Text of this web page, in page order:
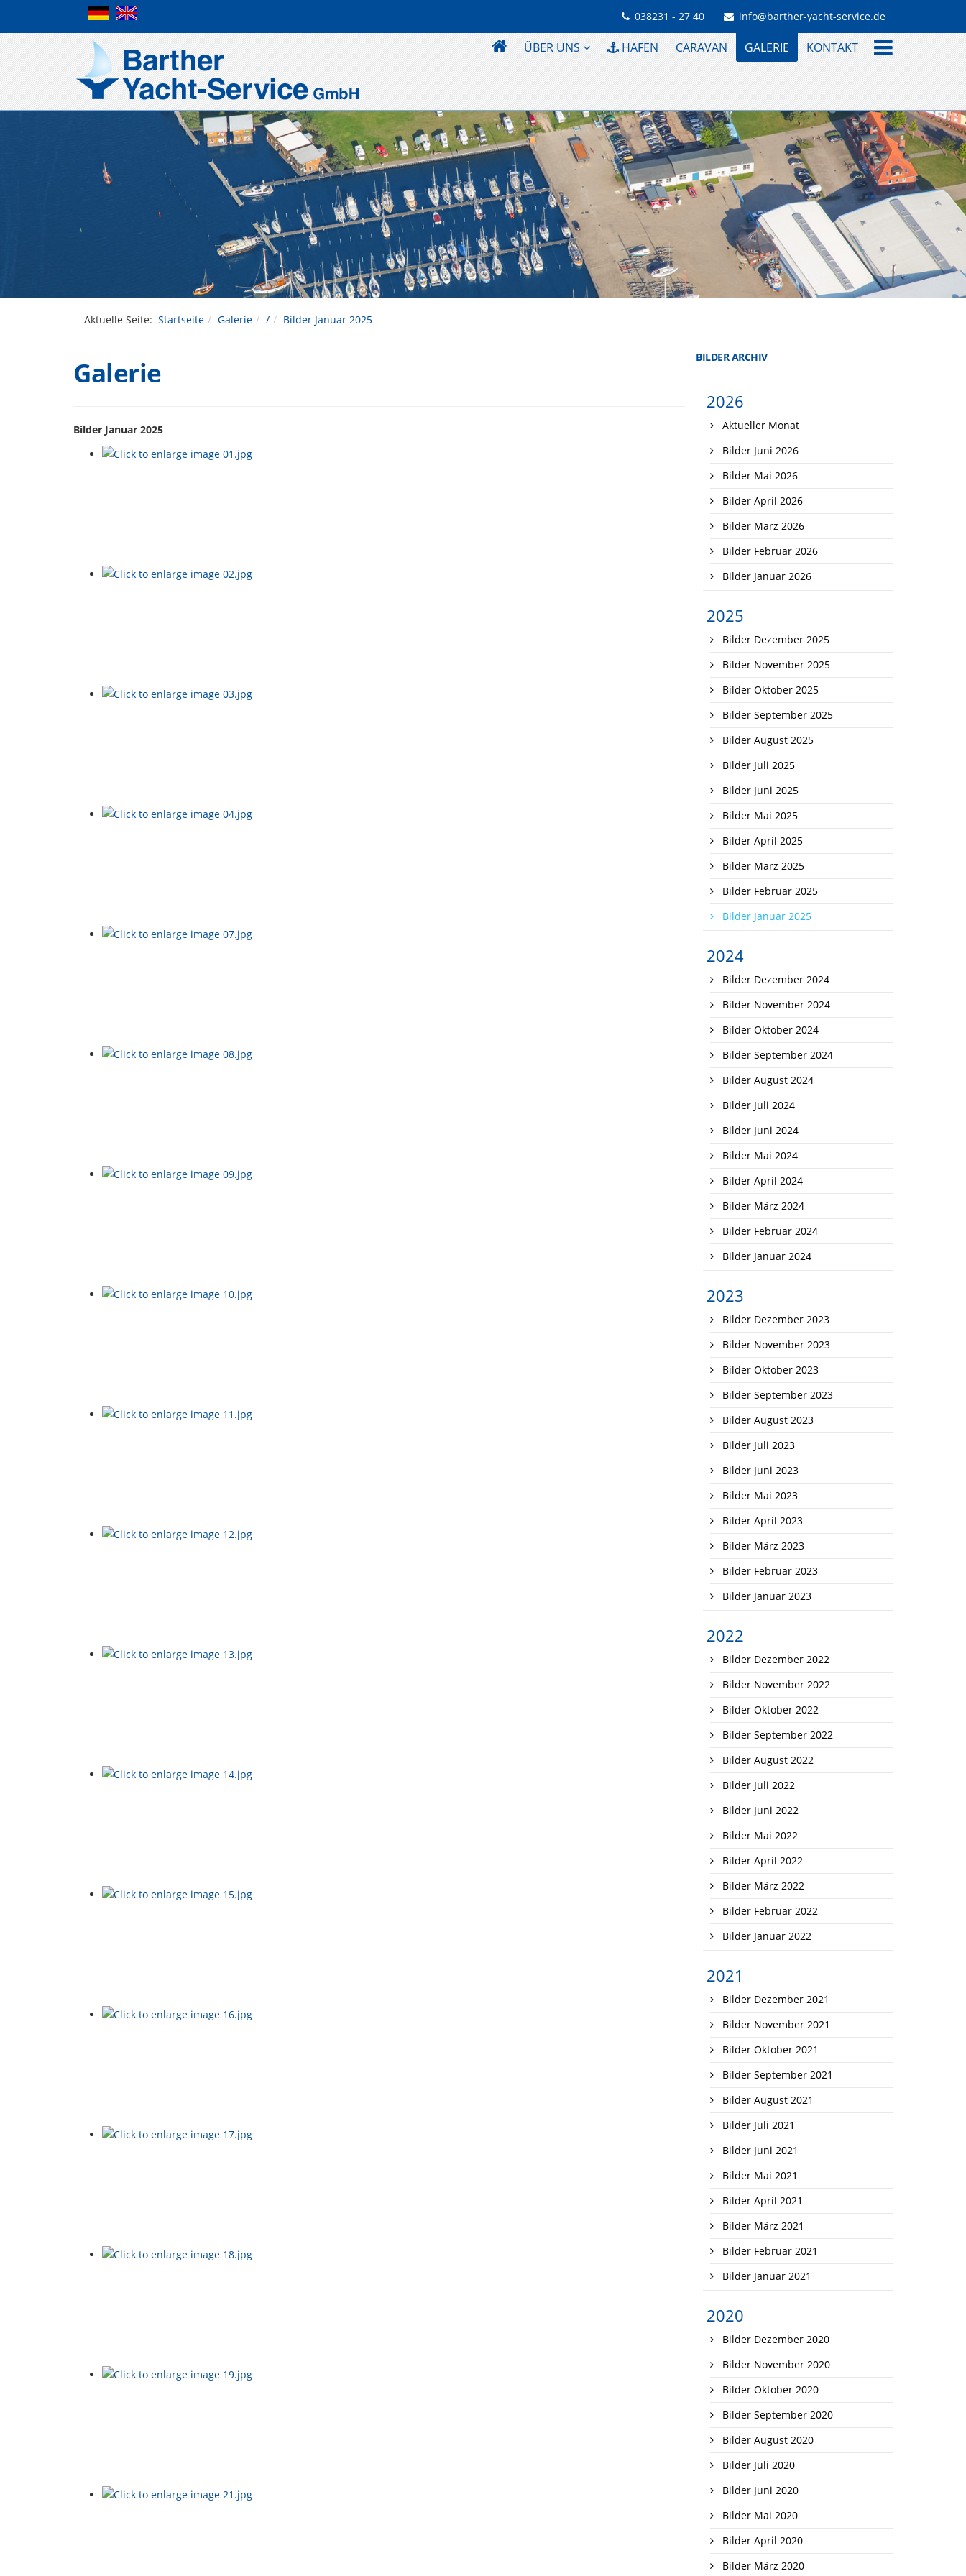
038231 - 27 40 info@barther-yacht-service.de
ÜBER UNS HAFEN CARAVAN GALERIE KONTAKT
Aktuelle Seite: Startseite Galerie / Bilder Januar 2025
Galerie
Bilder Januar 2025
BILDER ARCHIV
2026
Aktueller Monat
Bilder Juni 2026
Bilder Mai 2026
Bilder April 2026
Bilder März 2026
Bilder Februar 2026
Bilder Januar 2026
2025
Bilder Dezember 2025
Bilder November 2025
Bilder Oktober 2025
Bilder September 2025
Bilder August 2025
Bilder Juli 2025
Bilder Juni 2025
Bilder Mai 2025
Bilder April 2025
Bilder März 2025
Bilder Februar 2025
Bilder Januar 2025
2024
Bilder Dezember 2024
Bilder November 2024
Bilder Oktober 2024
Bilder September 2024
Bilder August 2024
Bilder Juli 2024
Bilder Juni 2024
Bilder Mai 2024
Bilder April 2024
Bilder März 2024
Bilder Februar 2024
Bilder Januar 2024
2023
Bilder Dezember 2023
Bilder November 2023
Bilder Oktober 2023
Bilder September 2023
Bilder August 2023
Bilder Juli 2023
Bilder Juni 2023
Bilder Mai 2023
Bilder April 2023
Bilder März 2023
Bilder Februar 2023
Bilder Januar 2023
2022
Bilder Dezember 2022
Bilder November 2022
Bilder Oktober 2022
Bilder September 2022
Bilder August 2022
Bilder Juli 2022
Bilder Juni 2022
Bilder Mai 2022
Bilder April 2022
Bilder März 2022
Bilder Februar 2022
Bilder Januar 2022
2021
Bilder Dezember 2021
Bilder November 2021
Bilder Oktober 2021
Bilder September 2021
Bilder August 2021
Bilder Juli 2021
Bilder Juni 2021
Bilder Mai 2021
Bilder April 2021
Bilder März 2021
Bilder Februar 2021
Bilder Januar 2021
2020
Bilder Dezember 2020
Bilder November 2020
Bilder Oktober 2020
Bilder September 2020
Bilder August 2020
Bilder Juli 2020
Bilder Juni 2020
Bilder Mai 2020
Bilder April 2020
Bilder März 2020